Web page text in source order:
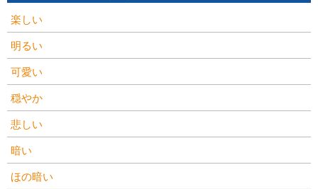
楽しい
明るい
可愛い
穏やか
悲しい
暗い
ほの暗い